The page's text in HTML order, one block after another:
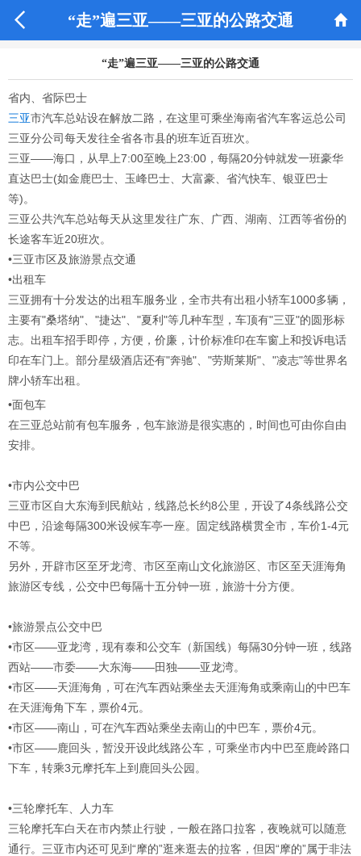
 “走”遍三亚——三亚的公路交通 
“走”遍三亚——三亚的公路交通
省内、省际巴士
三亚市汽车总站设在解放二路，在这里可乘坐海南省汽车客运总公司
三亚分公司每天发往全省各市县的班车近百班次。
三亚——海口，从早上7:00至晚上23:00，每隔20分钟就发一班豪华
直达巴士(如金鹿巴士、玉峰巴士、大富豪、省汽快车、银亚巴士
等)。
三亚公共汽车总站每天从这里发往广东、广西、湖南、江西等省份的
长途客车近20班次。
•三亚市区及旅游景点交通
•出租车
三亚拥有十分发达的出租车服务业，全市共有出租小轿车1000多辆，
主要有"桑塔纳"、"捷达"、"夏利"等几种车型，车顶有"三亚"的圆形标
志。出租车招手即停，方便，价廉，计价标准印在车窗上和投诉电话
印在车门上。部分星级酒店还有"奔驰"、"劳斯莱斯"、"凌志"等世界名
牌小轿车出租。
•面包车
在三亚总站前有包车服务，包车旅游是很实惠的，时间也可由你自由
安排。
•市内公交中巴
三亚市区自大东海到民航站，线路总长约8公里，开设了4条线路公交
中巴，沿途每隔300米设候车亭一座。固定线路横贯全市，车价1-4元
不等。
另外，开辟市区至牙龙湾、市区至南山文化旅游区、市区至天涯海角
旅游区专线，公交中巴每隔十五分钟一班，旅游十分方便。
•旅游景点公交中巴
•市区——亚龙湾，现有泰和公交车（新国线）每隔30分钟一班，线路
西站——市委——大东海——田独——亚龙湾。
•市区——天涯海角，可在汽车西站乘坐去天涯海角或乘南山的中巴车
在天涯海角下车，票价4元。
•市区——南山，可在汽车西站乘坐去南山的中巴车，票价4元。
•市区——鹿回头，暂没开设此线路公车，可乘坐市内中巴至鹿岭路口
下车，转乘3元摩托车上到鹿回头公园。
•三轮摩托车、人力车
三轮摩托车白天在市内禁止行驶，一般在路口拉客，夜晚就可以随意
通行。三亚市内还可见到“摩的”逛来逛去的拉客，但因“摩的”属于非法